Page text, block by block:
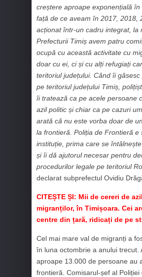
creștere aproape exponențială în
față de ce aveam în 2017, 2018,
acționat într-un cadru integrat, la
Prefecturii Timiș avem patru
ocupă cu această activitate cu
doar cu ei, ci și cu alți refugiați
teritoriul județului. Când îi
pe teritoriul județului Timiș,
îi tratează ca pe acele persoane
azil politic și chiar ca pe cazuri
arată că nu este vorba doar de
la frontieră. Poliția de Frontieră e
instituție, prima care se
și îi dă ajutorul necesar pentru
procedurilor legale pe teritoriul
declarat subprefectul Ovidiu
CITEȘTE ȘI: Mii de cereri de
migranților, în Timișoara. Cei
centre din țară, ridicați de pe
Cel mai mare val de migranți a
în luna octombrie a anului trecut.
aproape 13.000 de persoane au
frontieră. Comisarul-șef al Poliției